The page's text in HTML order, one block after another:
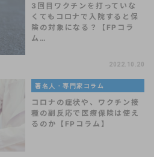
3回目ワクチンを打っていな
くてもコロナで入院すると保
険の対象になる？【FPコラ
ム…
2022.10.20
著名人・専門家コラム
コロナの症状や、ワクチン接
種の副反応で医療保険は使え
るのか【FPコラム】